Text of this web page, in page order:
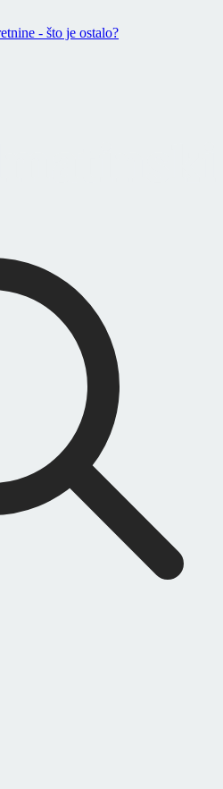
- što je ostalo?